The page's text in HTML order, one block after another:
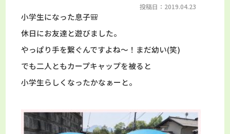
投稿日：2019.04.23
小学生になった息子🎒
休日にお友達と遊びました。
やっぱり手を繋ぐんですよね～！まだ幼い(笑)
でも二人ともカープキャップを被ると
小学生らしくなったかなぁーと。